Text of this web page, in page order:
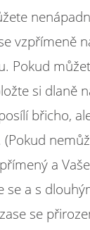
vzpřímeně
Pokud
si dlaně
břicho,
a
se a s
se